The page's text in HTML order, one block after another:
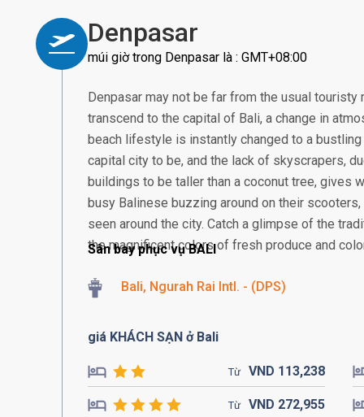
Denpasar
múi giờ trong Denpasar là : GMT+08:00
Denpasar may not be far from the usual
transcend to the capital of Bali, a change in
beach lifestyle is instantly changed to a
capital city to be, and the lack of skyscrapers,
buildings to be taller than a coconut tree, gives
busy Balinese buzzing around on their
seen around the city. Catch a glimpse of the
the magnificent colors of fresh produce and
Sân bay phục vụ BALI
Bali, Ngurah Rai Intl. - (DPS)
giá KHÁCH SẠN ở Bali
Từ VND 113,238
Từ VND 272,955